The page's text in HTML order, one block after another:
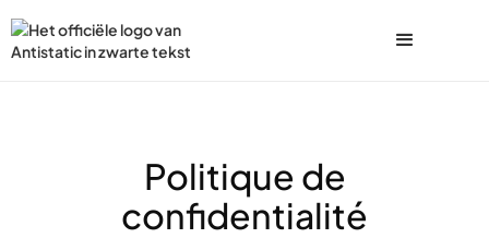
Politique de
confidentialité